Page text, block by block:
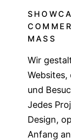
MASS
Wir
und
Jedes
Design,
Anfang